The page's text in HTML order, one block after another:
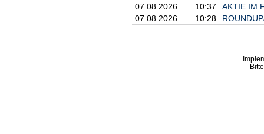
07.08.2026
10:37
AKTIE IM
07.08.2026
10:28